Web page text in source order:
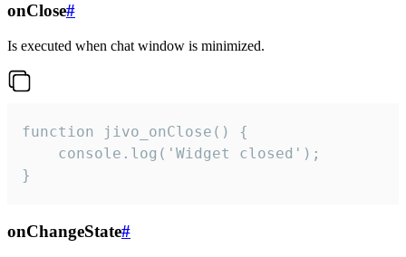
onClose#
Is executed when chat window is minimized.
function jivo_onClose() {
    console.log('Widget closed');
}
onChangeState#